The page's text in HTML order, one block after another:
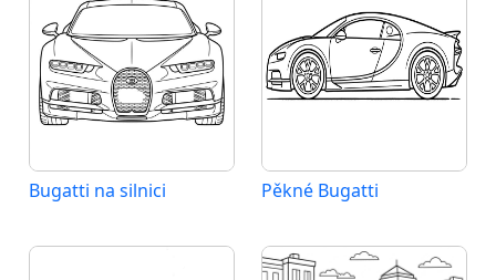
Bugatti na silnici Pěkné Bugatti